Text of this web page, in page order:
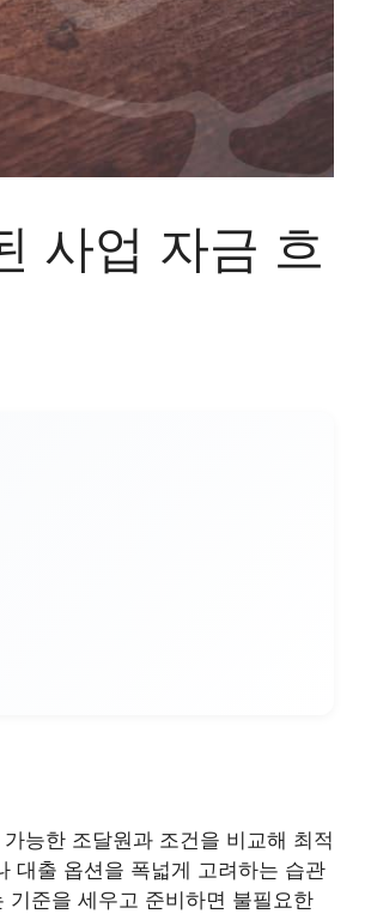
사업 자금 흐
능한 조달원과 조건을 비교해 최적
대출 옵션을 폭넓게 고려하는 습관
준을 세우고 준비하면 불필요한